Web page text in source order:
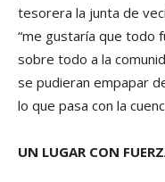
tesorera la junta de
“me gustaría que todo
sobre todo a la
se pudieran empapar
lo que pasa con la
UN LUGAR CON